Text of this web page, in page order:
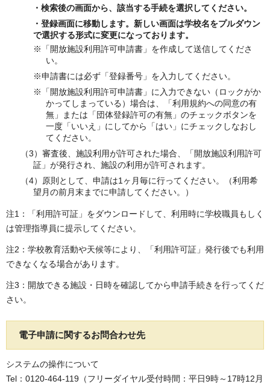
・検索後の画面から、該当する手続を選択してください。
・登録画面に移動します。新しい画面は学校名をプルダウン
で選択する形式に変更になっております。
※「開放施設利用許可申請書」を作成して送信してくださ
い。
※申請書には必ず「登録番号」を入力してください。
※「開放施設利用許可申請書」に入力できない（ロックがか
かってしまっている）場合は、「利用規約への同意の有
無」または「団体登録許可の有無」のチェックボタンを
一度「いいえ」にしてから「はい」にチェックしなおし
てください。
（3）審査後、施設利用が許可された場合、「開放施設利用許可
証」が発行され、施設の利用が許可されます。
（4）原則として、申請は1ヶ月毎に行ってください。（利用希
望月の前月末までに申請してください。）
注1：「利用許可証」をダウンロードして、利用時に学校職員もしく
は管理指導員に提示してください。
注2：学校教育活動や天候等により、「利用許可証」発行後でも利用
できなくなる場合があります。
注3：開放できる施設・日時を確認してから申請手続きを行ってくだ
さい。
電子申請に関するお問合わせ先
システムの操作について
Tel：0120-464-119（フリーダイヤル受付時間：平日9時～17時12月